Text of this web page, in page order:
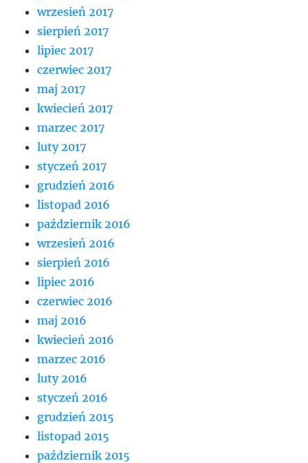
wrzesień 2017
sierpień 2017
lipiec 2017
czerwiec 2017
maj 2017
kwiecień 2017
marzec 2017
luty 2017
styczeń 2017
grudzień 2016
listopad 2016
październik 2016
wrzesień 2016
sierpień 2016
lipiec 2016
czerwiec 2016
maj 2016
kwiecień 2016
marzec 2016
luty 2016
styczeń 2016
grudzień 2015
listopad 2015
październik 2015